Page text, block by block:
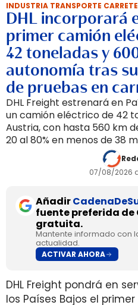
INDUSTRIA TRANSPORTE
DHL incorporará
primer camión
42 toneladas y
autonomía tras
de pruebas en
DHL Freight estrenará en
un camión eléctrico de 42
Austria, con hasta 560 km
20 al 80% en menos de 38
07/08/2026
Añadir
fuente preferida de
gratuita.
Mantente informado con
actualidad.
ACTIVAR AHORA
DHL Freight pondrá en
los Países Bajos el